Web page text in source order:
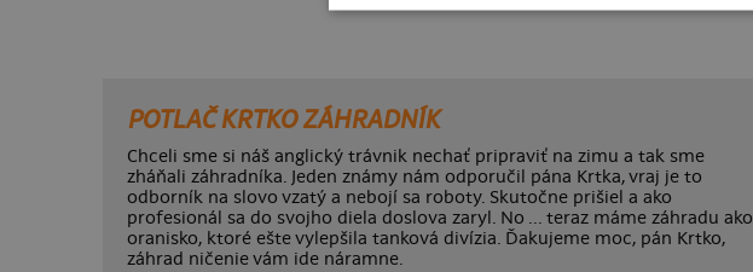
POTLAČ KRTKO ZÁHRADNÍK
Chceli sme si náš anglický trávnik nechať pripraviť na zimu a tak sme
zháňali záhradníka. Jeden známy nám odporučil pána Krtka, vraj je to
odborník na slovo vzatý a nebojí sa roboty. Skutočne prišiel a ako
profesionál sa do svojho diela doslova zaryl. No ... teraz máme záhradu ako
oranisko, ktoré ešte vylepšila tanková divízia. Ďakujeme moc, pán Krtko,
záhrad ničenie vám ide náramne.